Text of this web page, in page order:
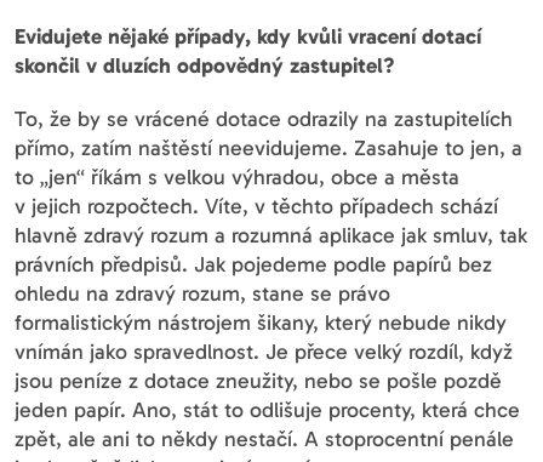
Evidujete nějaké případy, kdy kvůli vracení dotací
skončil v dluzích odpovědný zastupitel?
To, že by se vrácené dotace odrazily na zastupitelích
přímo, zatím naštěstí neevidujeme. Zasahuje to jen, a
to „jen“ říkám s velkou výhradou, obce a města
v jejich rozpočtech. Víte, v těchto případech schází
hlavně zdravý rozum a rozumná aplikace jak smluv, tak
právních předpisů. Jak pojedeme podle papírů bez
ohledu na zdravý rozum, stane se právo
formalistickým nástrojem šikany, který nebude nikdy
vnímán jako spravedlnost. Je přece velký rozdíl, když
jsou peníze z dotace zneužity, nebo se pošle pozdě
jeden papír. Ano, stát to odlišuje procenty, která chce
zpět, ale ani to někdy nestačí. A stoprocentní penále